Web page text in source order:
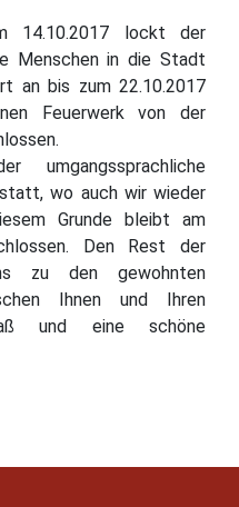
14.10.2017 lockt der
Menschen in die Stadt
an bis zum 22.10.2017
Feuerwerk von der
wo auch wir wieder
Grunde bleibt am
Den Rest der
zu den gewohnten
Ihnen und Ihren
und eine schöne